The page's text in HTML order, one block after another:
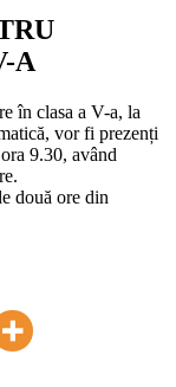
A
în clasa a V-a, la
vor fi prezenți
9.30, având
două ore din